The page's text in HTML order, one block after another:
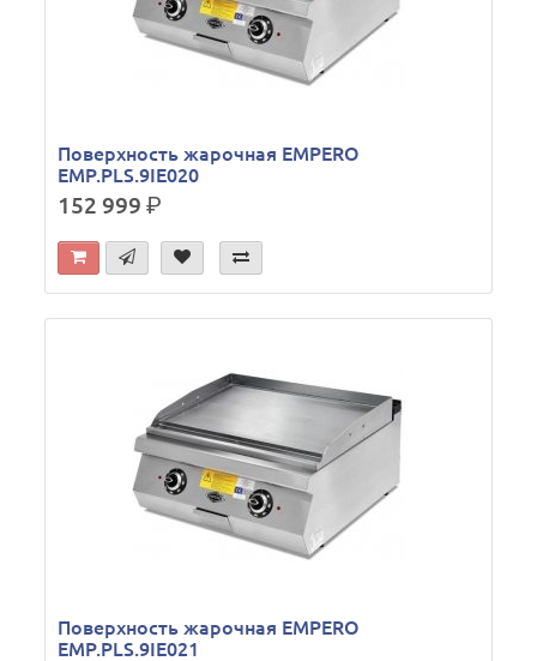
Поверхность жарочная EMPERO
EMP.PLS.9IE020
152 999р.
Поверхность жарочная EMPERO
EMP.PLS.9IE021